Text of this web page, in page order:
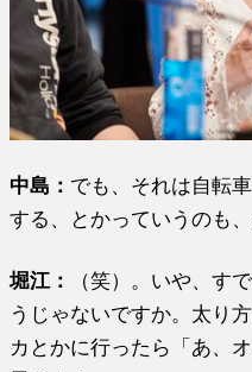
中島： でも、それは自転
する、とかっていうのも
堀江 ：
（笑）。いや、す
うじゃないですか。太り
カとかに行ったら「あ、